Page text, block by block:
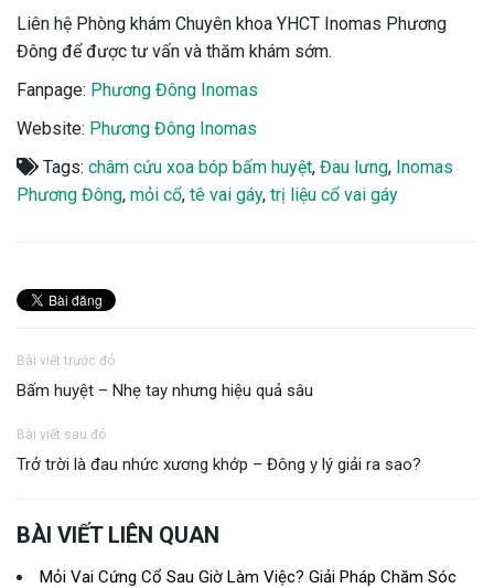
Liên hệ Phòng khám Chuyên khoa YHCT Inomas Phương
Đông để được tư vấn và thăm khám sớm.
Fanpage: Phương Đông Inomas
Website: Phương Đông Inomas
Tags: châm cứu xoa bóp bấm huyệt, Đau lưng, Inomas
Phương Đông, mỏi cổ, tê vai gáy, trị liệu cổ vai gáy
Bài viết trước đó
Bấm huyệt – Nhẹ tay nhưng hiệu quả sâu
Bài viết sau đó
Trở trời là đau nhức xương khớp – Đông y lý giải ra sao?
BÀI VIẾT LIÊN QUAN
Mỏi Vai Cứng Cổ Sau Giờ Làm Việc? Giải Pháp Chăm Sóc